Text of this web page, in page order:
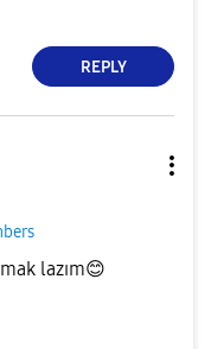
REPLY
lazım😊